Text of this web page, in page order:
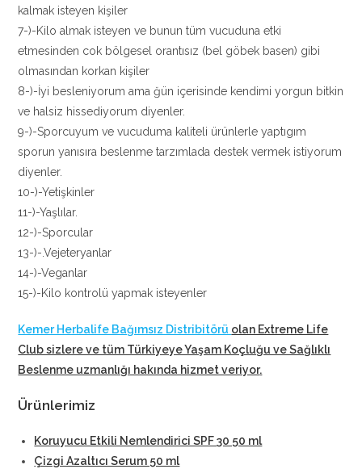
kalmak isteyen kişiler
7-)-Kilo almak isteyen ve bunun tüm vucuduna etki
etmesinden cok bölgesel orantısız (bel göbek basen) gibi
olmasından korkan kişiler
8-)-İyi besleniyorum ama ğün içerisinde kendimi yorgun bitkin
ve halsiz hissediyorum diyenler.
9-)-Sporcuyum ve vucuduma kaliteli ürünlerle yaptıgım
sporun yanısıra beslenme tarzımlada destek vermek istiyorum
diyenler.
10-)-Yetişkinler
11-)-Yaşlılar.
12-)-Sporcular
13-)-.Vejeteryanlar
14-)-Veganlar
15-)-Kilo kontrolü yapmak isteyenler
Kemer Herbalife Bağımsız Distribitörü olan Extreme Life
Club sizlere ve tüm Türkiyeye Yaşam Koçluğu ve Sağlıklı
Beslenme uzmanlığı hakında hizmet veriyor.
Ürünlerimiz
Koruyucu Etkili Nemlendirici SPF 30 50 ml
Çizgi Azaltıcı Serum 50 ml